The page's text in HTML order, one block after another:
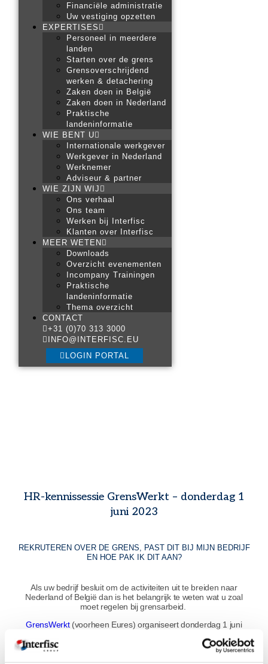
Financiële administratie
Uw vestiging opzetten
EXPERTISES
Personeel in meerdere
landen
Starten over de grens
Grensoverschrijdend
werken & detachering
Zaken doen in België
Zaken doen in Nederland
Praktische
landeninformatie
WIE BENT U
Internationale werkgever
Werkgever in Nederland
Werknemer
Adviseur & partner
WIE ZIJN WIJ
Ons verhaal
Ons team
Werken bij Interfisc
Klanten over Interfisc
MEER WETEN
Downloads
Overzicht evenementen
Incompany Trainingen
Praktische
landeninformatie
Thema overzicht
CONTACT
+31 (0)70 313 3000
INFO@INTERFISC.EU
LOGIN PORTAL
HR-kennissessie GrensWerkt – donderdag 1
juni 2023
REKRUTEREN OVER DE GRENS, PAST DIT BIJ MIJN BEDRIJF
EN HOE PAK IK DIT AAN?
Als uw bedrijf besluit om de activiteiten uit te breiden naar
Nederland of België dan is het belangrijk te weten wat u zoal
moet regelen bij grensarbeid.
GrensWerkt(voorheen Eures) organiseert donderdag 1 juni
de grens’. Interfisc juridisch- en fiscaal specialist,
de heer Dirk
Laruelle, spreekt deze avond over de wet- en regelgeving ten